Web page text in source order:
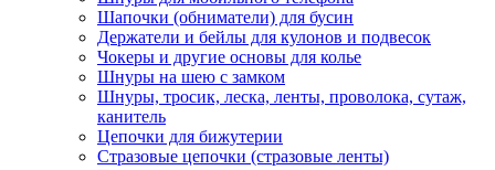
Шапочки (обниматели) для бусин
Держатели и бейлы для кулонов и подвесок
Чокеры и другие основы для колье
Шнуры на шею с замком
Шнуры, тросик, леска, ленты, проволока, сутаж,
канитель
Цепочки для бижутерии
Стразовые цепочки (стразовые ленты)